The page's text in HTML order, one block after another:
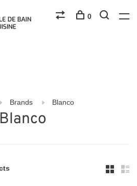
0
Brands Blanco
Blanco